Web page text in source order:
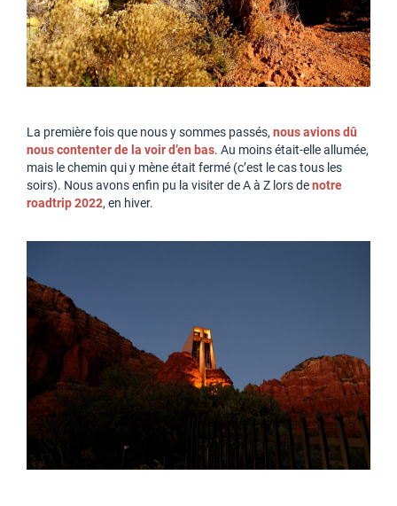
La première fois que nous y sommes passés, nous avions dû
nous contenter de la voir d’en bas. Au moins était-elle allumée,
mais le chemin qui y mène était fermé (c’est le cas tous les
soirs). Nous avons enfin pu la visiter de A à Z lors denotre
roadtrip 2022, en hiver.